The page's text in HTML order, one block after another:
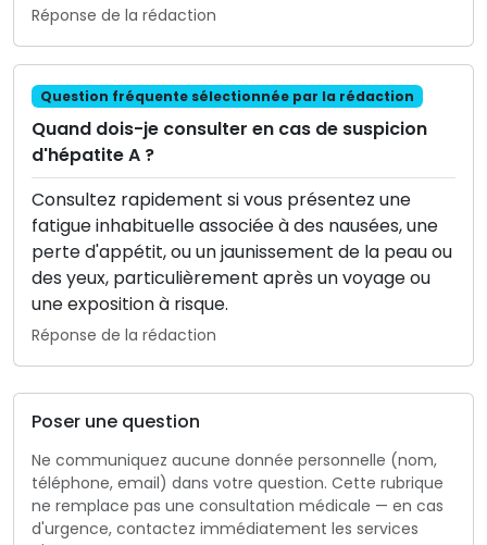
Réponse de la rédaction
Question fréquente sélectionnée par la rédaction
Quand dois-je consulter en cas de suspicion
d'hépatite A ?
Consultez rapidement si vous présentez une
fatigue inhabituelle associée à des nausées, une
perte d'appétit, ou un jaunissement de la peau ou
des yeux, particulièrement après un voyage ou
une exposition à risque.
Réponse de la rédaction
Poser une question
Ne communiquez aucune donnée personnelle (nom,
téléphone, email) dans votre question. Cette rubrique
ne remplace pas une consultation médicale — en cas
d'urgence, contactez immédiatement les services